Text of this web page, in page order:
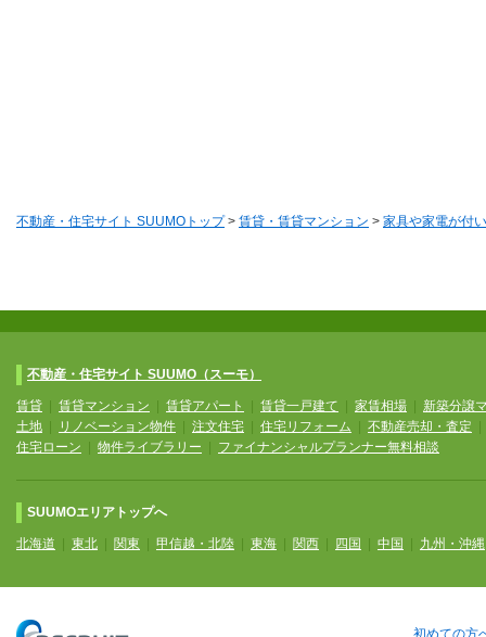
不動産・住宅サイト SUUMOトップ> 賃貸・賃貸マンション > 家具や家電が付
不動産・住宅サイト SUUMO（スーモ）
賃貸 賃貸マンション 賃貸アパート 賃貸一戸建て 家賃相場
新築分譲
土地
リノベーション物件 注文住宅 住宅リフォーム 不動産売却・査定
住宅ローン
物件ライブラリー ファイナンシャルプランナー無料相談
SUUMOエリアトップへ
北海道 東北 関東 甲信越・北陸 東海 関西 四国 中国 九州・沖縄
初めての方